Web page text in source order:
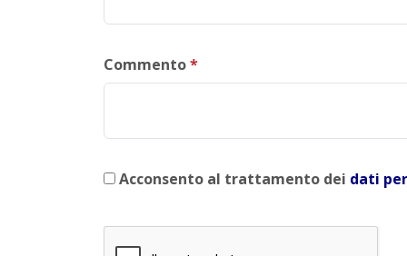
Commento*
Acconsento al trattamento dei dati